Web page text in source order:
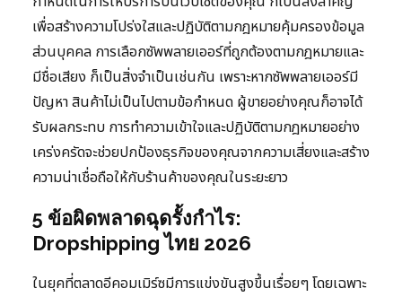
เพื่อสร้างความโปร่งใสและปฏิบัติตามกฎหมายคุ้มครองข้อมูล
ส่วนบุคคล การเลือกซัพพลายเออร์ที่ถูกต้องตามกฎหมายและ
มีชื่อเสียง ก็เป็นสิ่งจำเป็นเช่นกัน เพราะหากซัพพลายเออร์มี
ปัญหา สินค้าไม่เป็นไปตามข้อกำหนด ผู้ขายอย่างคุณก็อาจได้
รับผลกระทบ การทำความเข้าใจและปฏิบัติตามกฎหมายอย่าง
เคร่งครัดจะช่วยปกป้องธุรกิจของคุณจากความเสี่ยงและสร้าง
ความน่าเชื่อถือให้กับร้านค้าของคุณในระยะยาว
5 ข้อผิดพลาดฉุดรั้งกำไร:
Dropshipping ไทย 2026
ในยุคที่ตลาดอีคอมเมิร์ซมีการแข่งขันสูงขึ้นเรื่อยๆ โดยเฉพาะ